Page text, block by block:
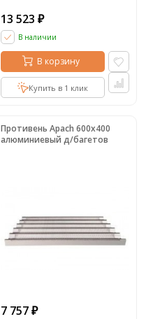
13 523 ₽
В наличии
В корзину
Купить в 1 клик
Противень Apach 600x400
алюминиевый д/багетов
7 757 ₽